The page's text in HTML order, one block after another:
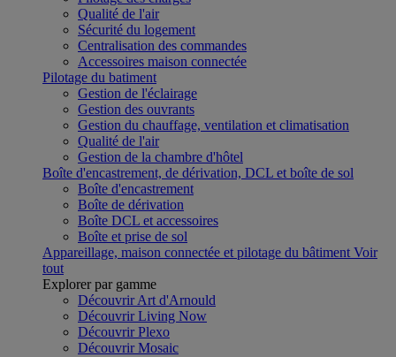
Qualité de l'air
Sécurité du logement
Centralisation des commandes
Accessoires maison connectée
Pilotage du batiment
Gestion de l'éclairage
Gestion des ouvrants
Gestion du chauffage, ventilation et climatisation
Qualité de l'air
Gestion de la chambre d'hôtel
Boîte d'encastrement, de dérivation, DCL et boîte de sol
Boîte d'encastrement
Boîte de dérivation
Boîte DCL et accessoires
Boîte et prise de sol
Appareillage, maison connectée et pilotage du bâtiment Voir
tout
Explorer par gamme
Découvrir Art d'Arnould
Découvrir Living Now
Découvrir Plexo
Découvrir Mosaic